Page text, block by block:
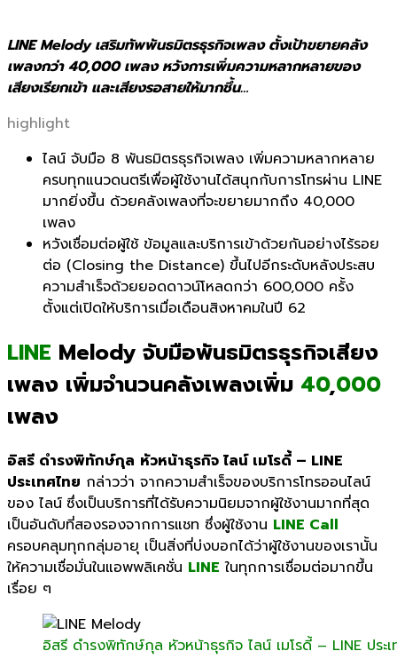
LINE Melody เสริมทัพพันธมิตรธุรกิจเพลง ตั้งเป้าขยายคลัง
เพลงกว่า 40,000 เพลง หวังการเพิ่มความหลากหลายของ
เสียงเรียกเข้า และเสียงรอสายให้มากชึ้น…
highlight
ไลน์ จับมือ 8 พันธมิตรธุรกิจเพลง เพิ่มความหลากหลาย
ครบทุกแนวดนตรีเพื่อผู้ใช้งานได้สนุกกับการโทรผ่าน LINE
มากยิ่งขึ้น ด้วยคลังเพลงที่จะขยายมากถึง 40,000
เพลง
หวังเชื่อมต่อผู้ใช้ ข้อมูลและบริการเข้าด้วยกันอย่างไร้รอย
ต่อ (Closing the Distance) ขึ้นไปอีกระดับหลังประสบ
ความสำเร็จด้วยยอดดาวน์โหลดกว่า 600,000 ครั้ง
ตั้งแต่เปิดให้บริการเมื่อเดือนสิงหาคมในปี 62
LINE Melody จับมือพันธมิตรธุรกิจเสียง
เพลง เพิ่มจำนวนคลังเพลงเพิ่ม 40,000
เพลง
อิสรี ดำรงพิทักษ์กุล หัวหน้าธุรกิจ ไลน์ เมโรดี้ – LINE
ประเทศไทย กล่าวว่า จากความสำเร็จของบริการโทรออนไลน์
ของ ไลน์ ซึ่งเป็นบริการที่ได้รับความนิยมจากผู้ใช้งานมากที่สุด
เป็นอันดับที่สองรองจากการแชท ซึ่งผู้ใช้งาน LINE Call
ครอบคลุมทุกกลุ่มอายุ เป็นสิ่งที่บ่งบอกได้ว่าผู้ใช้งานของเรานั้น
ให้ความเชื่อมั่นในแอพพลิเคชั่น LINE ในทุกการเชื่อมต่อมากขึ้น
เรื่อย ๆ
อิสรี ดำรงพิทักษ์กุล หัวหน้าธุรกิจ ไลน์ เมโรดี้ – LINE ประเ